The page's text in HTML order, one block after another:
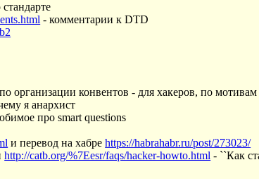
стандарте
- комментарии к DTD
организации конвентов - для хакеров, по
я анархист
про smart questions
и перевод на хабреhttps://habrahabr.ru/post/273023/
http://catb.org/%7Eesr/faqs/hacker-howto.html - ``Как